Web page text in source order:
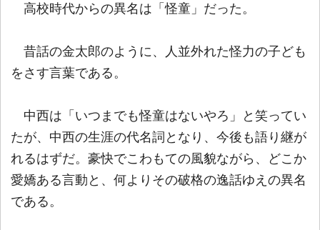
高校時代からの異名は「怪童」だった。
昔話の金太郎のように、人並外れた怪力の子ども
をさす言葉である。
中西は「いつまでも怪童はないやろ」と笑ってい
たが、中西の生涯の代名詞となり、今後も語り継が
れるはずだ。豪快でこわもての風貌ながら、どこか
愛嬌ある言動と、何よりその破格の逸話ゆえの異名
である。